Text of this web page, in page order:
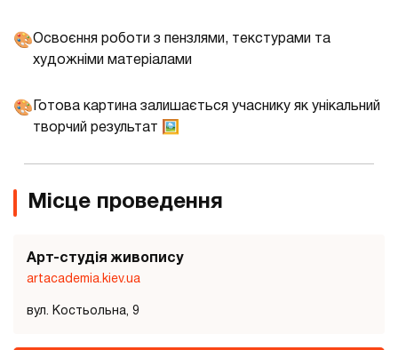
🎨Освоєння роботи з пензлями, текстурами та
художніми матеріалами
🎨 Готова картина залишається учаснику як унікальний
творчий результат 🖼️
Місце проведення
Арт-студія живопису
artacademia.kiev.ua
вул. Костьольна, 9